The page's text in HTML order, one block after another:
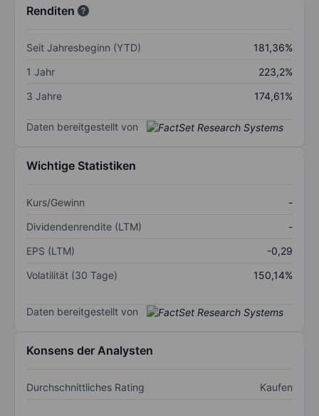
Renditen
Seit Jahresbeginn (YTD)
181,36%
1 Jahr
223,2%
3 Jahre
174,61%
Daten bereitgestellt von
Wichtige Statistiken
Kurs/Gewinn
-
Dividendenrendite (LTM)
-
EPS (LTM)
-0,29
Volatilität (30 Tage)
150,14%
Daten bereitgestellt von
Konsens der Analysten
Durchschnittliches Rating Kaufen